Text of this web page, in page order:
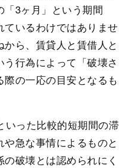
3ヶ月」という期間
いるわけではありませ
ら、賃貸人と賃借人と
行為によって「破壊さ
の一応の目安となるも
いった比較的短期間の滞
急な事情によるものと
破壊とは認められにく